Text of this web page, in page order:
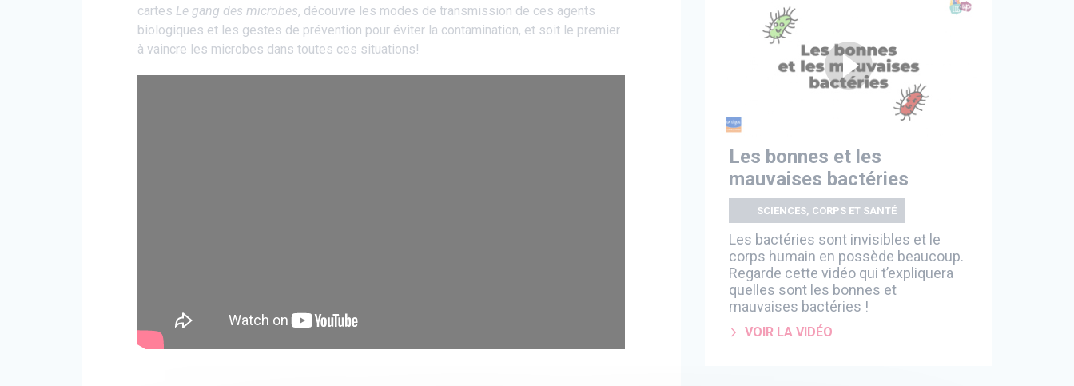
cartes Le gang des microbes, découvre les modes de transmission de ces agents
biologiques et les gestes de prévention pour éviter la contamination, et soit le premier
à vaincre les microbes dans toutes ces situations!
Les bonnes et les
mauvaises bactéries
SCIENCES, CORPS ET SANTÉ
Les bactéries sont invisibles et le
corps humain en possède beaucoup.
Regarde cette vidéo qui t’expliquera
quelles sont les bonnes et
mauvaises bactéries !
VOIR LA VIDÉO